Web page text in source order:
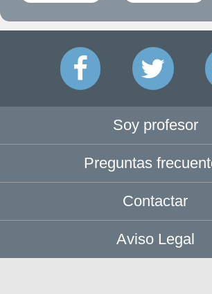
Soy profesor
Preguntas
Contactar
Aviso Legal